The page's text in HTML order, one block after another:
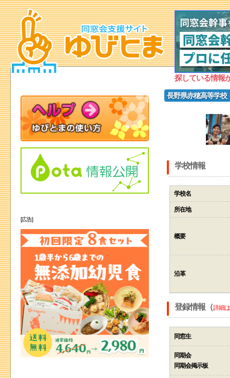
探している情報
長野県赤穂高等学校
学校情報
学校名
所在地
概要
沿革
登録情報（詳細
同窓生
同期会
同期会掲示板
[広告]